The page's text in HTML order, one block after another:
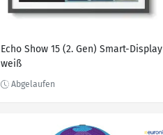
Echo Show 15 (2. Gen) Smart-Display
weiß